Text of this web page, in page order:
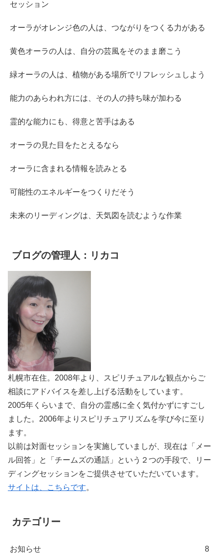
セッション
オーラがオレンジ色の人は、つながりをつくる力がある
黄色オーラの人は、自分の芸風をそのまま磨こう
緑オーラの人は、植物がある場所でリフレッシュしよう
能力のあらわれ方には、その人の持ち味が加わる
霊的な能力にも、得意と苦手はある
オーラの見た目をたとえるなら
オーラに含まれる情報を読みとる
可能性のエネルギーをつくりだそう
未来のリーディングは、天気図を読むような作業
ブログの管理人：リカコ
札幌市在住。2008年より、スピリチュアルな観点からご
相談にアドバイスを差し上げる活動をしています。
2005年くらいまで、自分の霊感に全く気付かずにすごし
ました。2006年よりスピリチュアリズムを学び今に至り
ます。
以前は対面セッションを実施していましが、現在は「メー
ル回答」と「チームズの通話」という２つの手段で、リー
ディングセッションをご提供させていただいています。
サイトは、こちらです。
カテゴリー
お知らせ 8